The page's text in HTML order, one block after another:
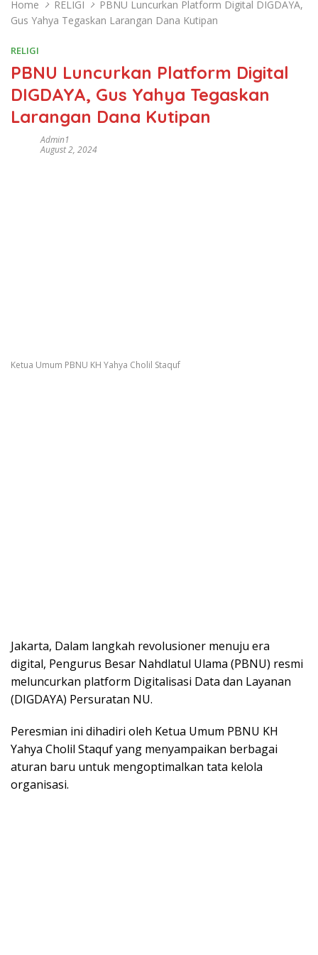
Home RELIGI
PBNU Luncurkan Platform Digital DIGDAYA,
Gus Yahya Tegaskan Larangan Dana Kutipan
RELIGI
PBNU Luncurkan Platform Digital
DIGDAYA, Gus Yahya Tegaskan
Larangan Dana Kutipan
Admin1
August 2, 2024
Ketua Umum PBNU KH Yahya Cholil Staquf
Jakarta, Dalam langkah revolusioner menuju era
digital, Pengurus Besar Nahdlatul Ulama (PBNU) resmi
meluncurkan platform Digitalisasi Data dan Layanan
(DIGDAYA) Persuratan NU.
Peresmian ini dihadiri oleh Ketua Umum PBNU KH
Yahya Cholil Staquf yang menyampaikan berbagai
aturan baru untuk mengoptimalkan tata kelola
organisasi.